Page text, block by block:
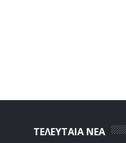
ΤΕΛΕΥΤΑΙΑ ΝΕΑ